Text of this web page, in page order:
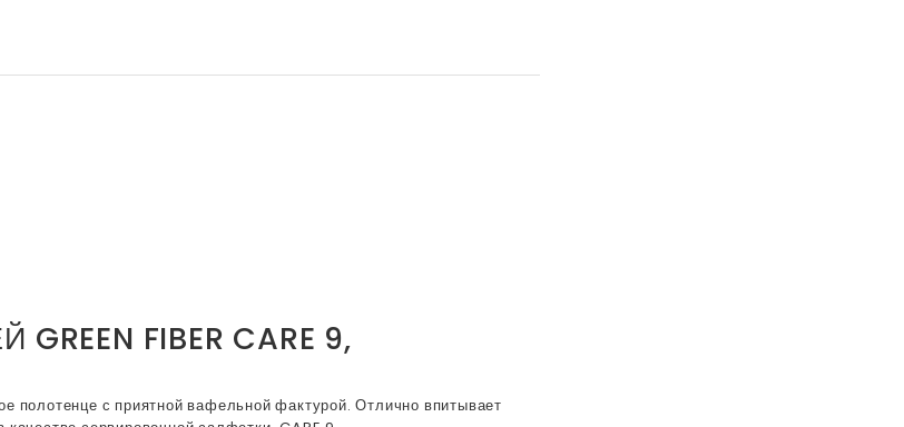
FIBER CARE 9,
с приятной вафельной фактурой. Отлично впитывает